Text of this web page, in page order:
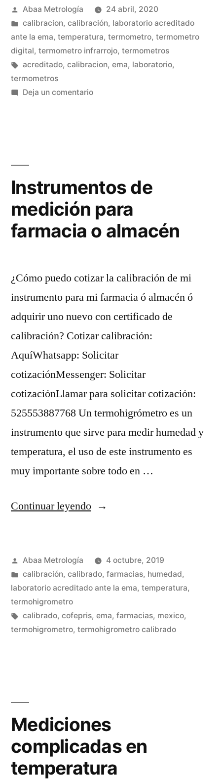
para
la
calibración
de
termómetros”
Publicado
por
Abaa Metrología
24 abril, 2020
Publicada
en
calibracion, calibración, laboratorio acreditado
ante la ema, temperatura, termometro, termometro
digital, termometro infrarrojo, termometros
Etiquetas:
acreditado, calibracion, ema, laboratorio,
termometros
Deja un comentarioen
de
Instrumentos de
medición para
farmacia o almacén
¿Cómo puedo cotizar la calibración de mi
instrumento para mi farmacia ó almacén ó
adquirir uno nuevo con certificado de
calibración? Cotizar calibración:
AquíWhatsapp: Solicitar
cotizaciónMessenger: Solicitar
cotizaciónLlamar para solicitar cotización:
525553887768 Un termohigrómetro es un
instrumento que sirve para medir humedad y
temperatura, el uso de este instrumento es
muy importante sobre todo en …
Continuar leyendo“Instrumentos
para
farmacia
almacén”
Publicado
por
Abaa Metrología
4 octubre, 2019
Publicada
en
calibración, calibrado, farmacias, humedad,
laboratorio acreditado ante la ema, temperatura,
termohigrometro
Etiquetas:
calibrado, cofepris, ema, farmacias, mexico,
termohigrometro, termohigrometro calibrado
Mediciones
complicadas en
temperatura